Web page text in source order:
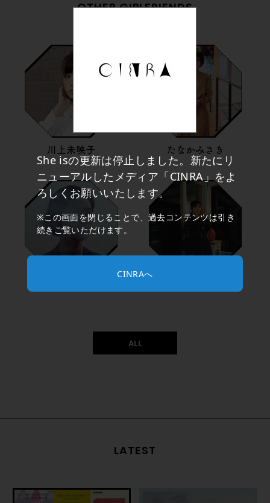
She isの更新は停止しました。新たにリ
ニューアルしたメディア「CINRA」をよ
ろしくお願いいたします。
※この画面を閉じることで、過去コンテンツは引き
続きご覧いただけます。
CINRAへ
OTHER GIRLFRIENDS
川上未映子 たなかみさき
ALL
LATEST